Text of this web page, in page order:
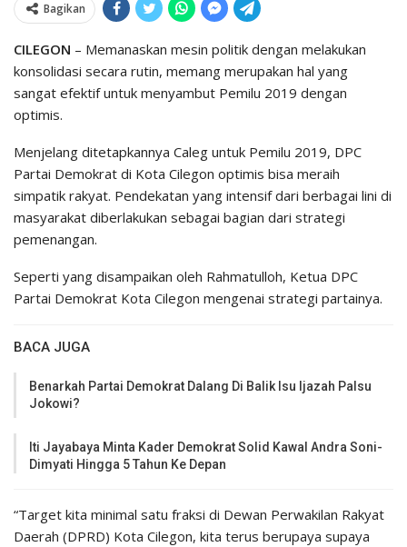
Bagikan
CILEGON – Memanaskan mesin politik dengan melakukan
konsolidasi secara rutin, memang merupakan hal yang
sangat efektif untuk menyambut Pemilu 2019 dengan
optimis.
Menjelang ditetapkannya Caleg untuk Pemilu 2019, DPC
Partai Demokrat di Kota Cilegon optimis bisa meraih
simpatik rakyat. Pendekatan yang intensif dari berbagai lini di
masyarakat diberlakukan sebagai bagian dari strategi
pemenangan.
Seperti yang disampaikan oleh Rahmatulloh, Ketua DPC
Partai Demokrat Kota Cilegon mengenai strategi partainya.
BACA JUGA
Benarkah Partai Demokrat Dalang Di Balik Isu Ijazah Palsu
Jokowi?
Iti Jayabaya Minta Kader Demokrat Solid Kawal Andra Soni-
Dimyati Hingga 5 Tahun Ke Depan
“Target kita minimal satu fraksi di Dewan Perwakilan Rakyat
Daerah (DPRD) Kota Cilegon, kita terus berupaya supaya